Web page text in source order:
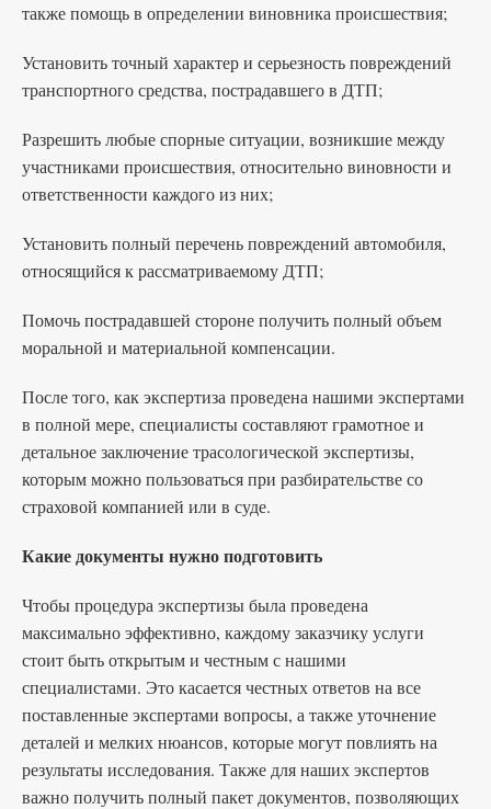
также помощь в определении виновника происшествия;
Установить точный характер и серьезность повреждений
транспортного средства, пострадавшего в ДТП;
Разрешить любые спорные ситуации, возникшие между
участниками происшествия, относительно виновности и
ответственности каждого из них;
Установить полный перечень повреждений автомобиля,
относящийся к рассматриваемому ДТП;
Помочь пострадавшей стороне получить полный объем
моральной и материальной компенсации.
После того, как экспертиза проведена нашими экспертами
в полной мере, специалисты составляют грамотное и
детальное заключение трасологической экспертизы,
которым можно пользоваться при разбирательстве со
страховой компанией или в суде.
Какие документы нужно подготовить
Чтобы процедура экспертизы была проведена
максимально эффективно, каждому заказчику услуги
стоит быть открытым и честным с нашими
специалистами. Это касается честных ответов на все
поставленные экспертами вопросы, а также уточнение
деталей и мелких нюансов, которые могут повлиять на
результаты исследования. Также для наших экспертов
важно получить полный пакет документов, позволяющих